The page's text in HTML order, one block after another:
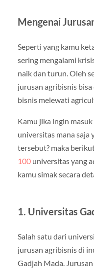
Mengenai
Seperti yang kamu
sering mengalami
naik dan turun. Oleh
jurusan agribisnis
bisnis melewati
Kamu jika ingin
universitas mana saja
tersebut? maka
100universitas yang
kamu simak secara
1. Universitas
Salah satu dari
jurusan agribisnis di
Gadjah Mada.